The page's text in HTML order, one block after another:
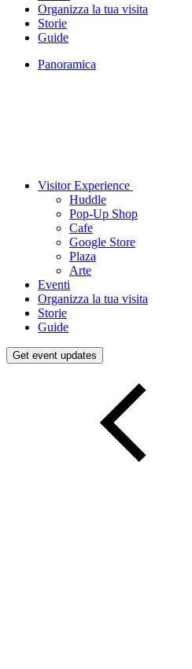
Organizza la tua visita
Storie
Guide
Panoramica
Visitor Experience
Huddle
Pop-Up Shop
Cafe
Google Store
Plaza
Arte
Eventi
Organizza la tua visita
Storie
Guide
Get event updates